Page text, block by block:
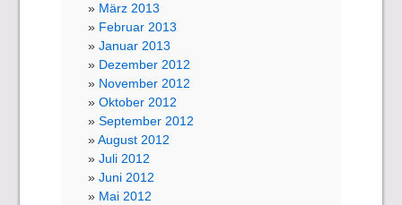
März 2013
Februar 2013
Januar 2013
Dezember 2012
November 2012
Oktober 2012
September 2012
August 2012
Juli 2012
Juni 2012
Mai 2012